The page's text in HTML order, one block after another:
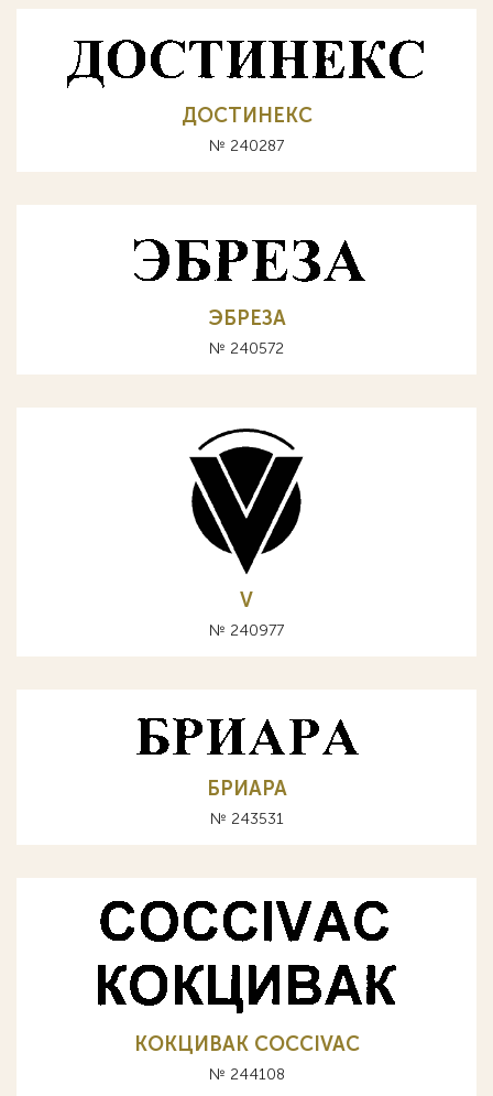
ДОСТИНЕКС
№ 240287
ЭБРЕЗА
№ 240572
V
№ 240977
БРИАРА
№ 243531
КОКЦИВАК COCCIVAC
№ 244108